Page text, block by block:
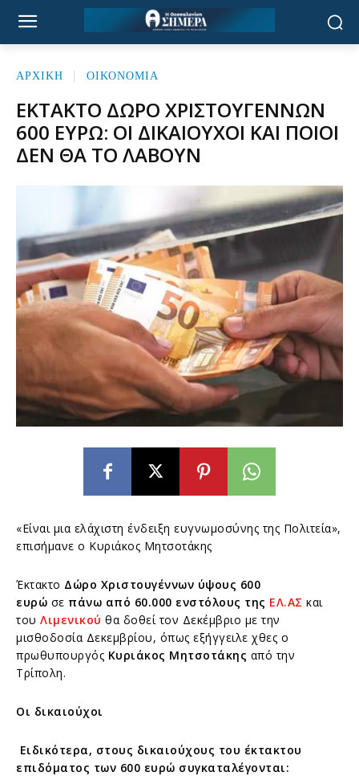
ΑΡΧΙΚΉ ΟΙΚΟΝΟΜΙΑ
ΈΚΤΑΚΤΟ ΔΏΡΟ ΧΡΙΣΤΟΥΓΈΝΝΩΝ
600 ΕΥΡΏ: ΟΙ ΔΙΚΑΙΟΎΧΟΙ ΚΑΙ ΠΟΙΟΙ
ΔΕΝ ΘΑ ΤΟ ΛΆΒΟΥΝ
«Είναι μια ελάχιστη ένδειξη ευγνωμοσύνης της Πολιτεία»,
επισήμανε ο Κυριάκος Μητσοτάκης
Έκτακτο Δώρο Χριστουγέννων ύψους 600
ευρώ σε πάνω από 60.000 ενστόλους της ΕΛ.ΑΣ και
του Λιμενικού θα δοθεί τον Δεκέμβριο με την
μισθοδοσία Δεκεμβρίου, όπως εξήγγειλε χθες ο
πρωθυπουργός Κυριάκος Μητσοτάκης από την
Τρίπολη.
Οι δικαιούχοι
Ειδικότερα, στους δικαιούχους του έκτακτου
επιδόματος των 600 ευρώ συγκαταλέγονται: